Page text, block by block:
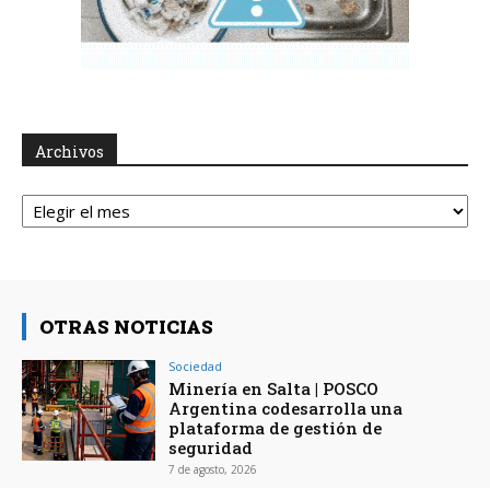
Archivos
Archivos
OTRAS NOTICIAS
Sociedad
Minería en Salta | POSCO
Argentina codesarrolla una
plataforma de gestión de
seguridad
7 de agosto, 2026